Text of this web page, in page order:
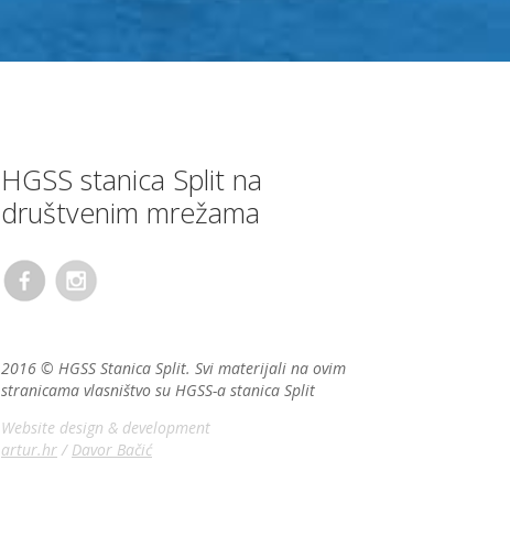
HGSS stanica Split na
društvenim mrežama
2016 © HGSS Stanica Split. Svi materijali na ovim
stranicama vlasništvo su HGSS-a stanica Split
Website design & development
artur.hr / Davor Bačić